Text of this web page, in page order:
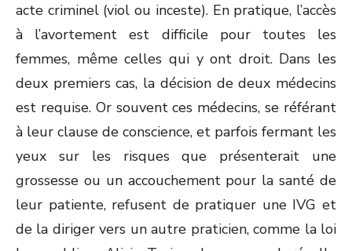
acte criminel (viol ou inceste). En pratique, l’accès
à l’avortement est difficile pour toutes les
femmes, même celles qui y ont droit. Dans les
deux premiers cas, la décision de deux médecins
est requise. Or souvent ces médecins, se référant
à leur clause de conscience, et parfois fermant les
yeux sur les risques que présenterait une
grossesse ou un accouchement pour la santé de
leur patiente, refusent de pratiquer une IVG et
de la diriger vers un autre praticien, comme la loi